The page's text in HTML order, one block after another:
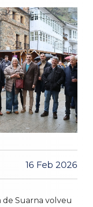
16 Feb 2026
de Suarna volveu